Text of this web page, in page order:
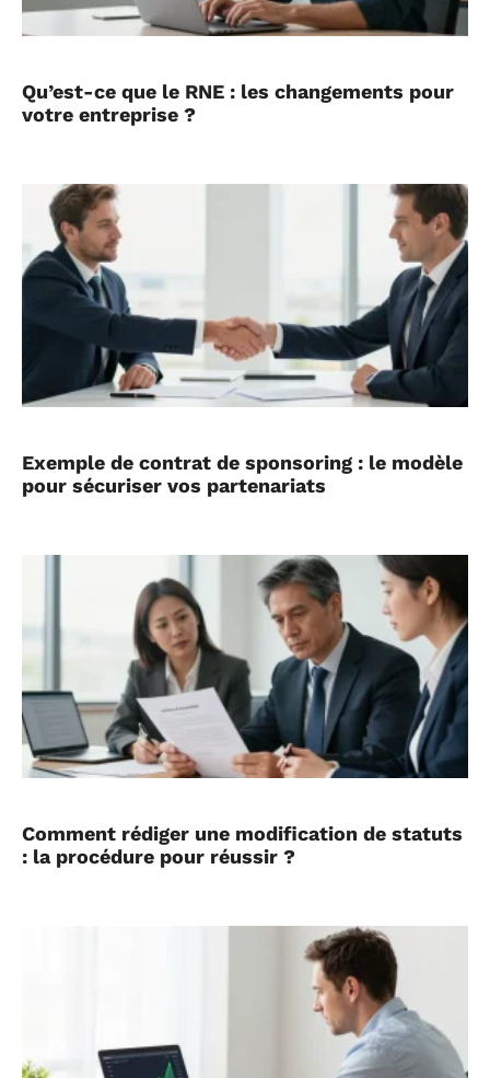
Qu’est-ce que le RNE : les changements pour
votre entreprise ?
Exemple de contrat de sponsoring : le modèle
pour sécuriser vos partenariats
Comment rédiger une modification de statuts
: la procédure pour réussir ?